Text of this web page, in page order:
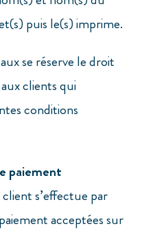
puis le(s) imprime.
se réserve le droit
clients qui
conditions
paiement
s’effectue par
acceptées sur